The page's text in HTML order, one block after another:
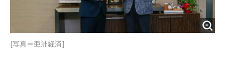
[写真＝亜洲経済]